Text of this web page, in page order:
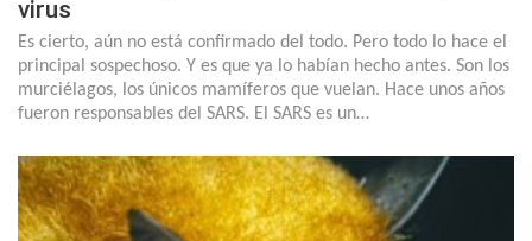
virus
Es cierto, aún no está confirmado del todo. Pero todo lo hace el
principal sospechoso. Y es que ya lo habían hecho antes. Son los
murciélagos, los únicos mamíferos que vuelan. Hace unos años
fueron responsables del SARS. El SARS es un…